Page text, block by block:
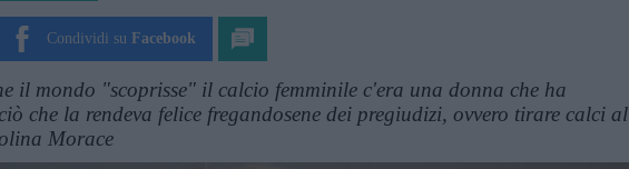
Condividi su Facebook
il mondo "scoprisse" il calcio femminile c'era una donna che ha
che la rendeva felice fregandosene dei pregiudizi, ovvero tirare calci al
Morace